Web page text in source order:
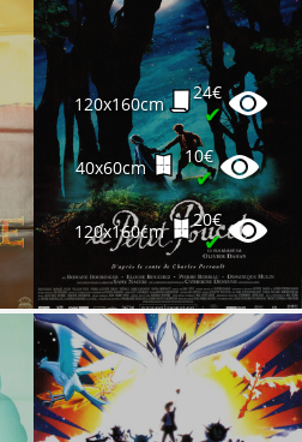
120x160cm
24€
✔
40x60cm
10€
✔
120x160cm
20€
✔